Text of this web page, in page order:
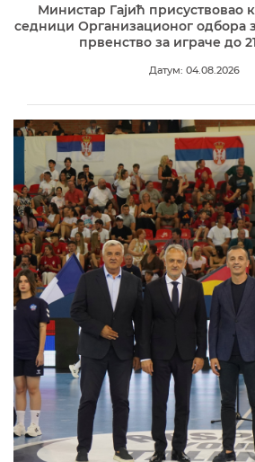
Министар Гајић присуствовао
седници Организационог одбора
првенство за играче до
Датум: 04.08.2026